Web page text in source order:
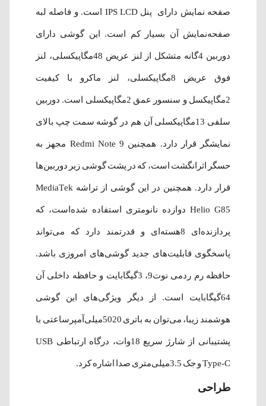
صفحه نمایش دارای پنل IPS LCD است. و فاصله لبه
صفحه‌نمایش آن بسیار کم است. این گوشی دارای
دوربین 4گانه متشکل از لنز عریض 48مگاپیکسلی، لنز
فوق عریض 8مگاپیکسلی، لنز ماکرو با کیفیت
2مگاپیکسل و سنسور عمق 2مگاپیکسلی است. دوربین
سلفی 13مگاپیکسلی آن هم در گوشه سمت چپ بالای
نمایشگر قرار دارد. همچنین Redmi Note 9 مجهز به
حسگر اثرانگشت است، که در پشت گوشی زیر دوربین‌ها
قرار دارد. همچنین در این گوشی از تراشه MediaTek
Helio G85 دوازده نانومتری استفاده شده‌است، که
پردازنده‌ای 8‌هسته‌ا‌ی و قدرتمند دارد که می‌تواند
پاسخگوی قابلیت‌های جدید گوشی‌های امروزی باشد.
حافظه رم ردمی نوت9، 3گیگابایت و حافظه داخلی آن
64گیگابایت است. از دیگر ویژگی‌های این گوشی
هوشمند زیبا، می‌توان به باتری 5020میلی‌آمپرساعتی با
پشتیبانی از شارژ سریع 18وات، درگاه ارتباطی USB
Type-C و جک 3.5میلی‌متری صدا اشاره کرد.
طراحی